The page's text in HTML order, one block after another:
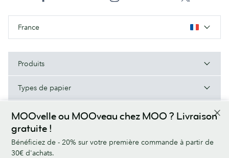
MOOvelle ou MOOveau chez MOO ? Livraison
gratuite !
Bénéficiez de - 20% sur votre première commande à partir de
30€ d'achats.
France
Produits
Types de papier
À Propos de MOO